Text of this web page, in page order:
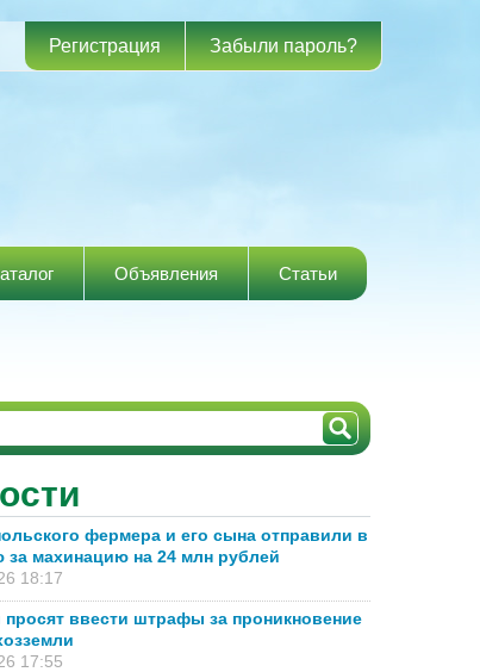
Регистрация Забыли пароль?
Объявления Статьи
фермера и его сына отправили в
за махинацию на 24 млн рублей
18:17
просят ввести штрафы за проникновение
17:55